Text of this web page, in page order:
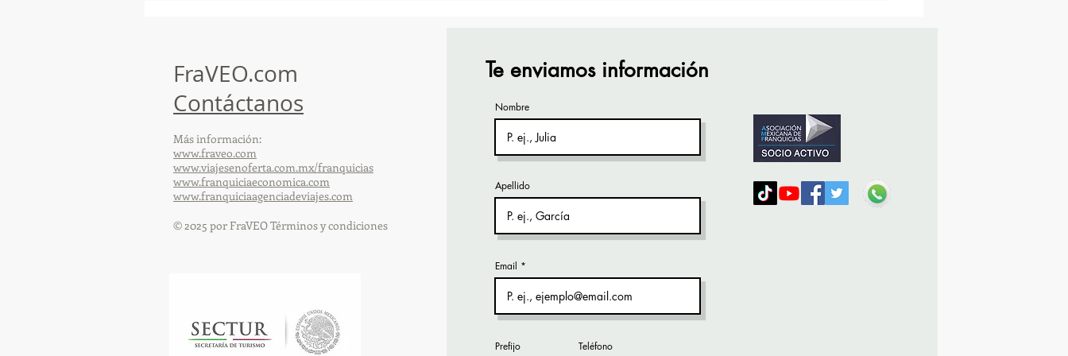
FraVEO.com
Contáctanos
Más información:
www.fraveo.com
www.viajesenoferta.com.mx/franquicias
www.franquiciaeconomica.com
www.franquiciaagenciadeviajes.com
© 2025 por FraVEO Términos y condiciones
Te enviamos información
Nombre
Apellido
Email
Prefijo Teléfono